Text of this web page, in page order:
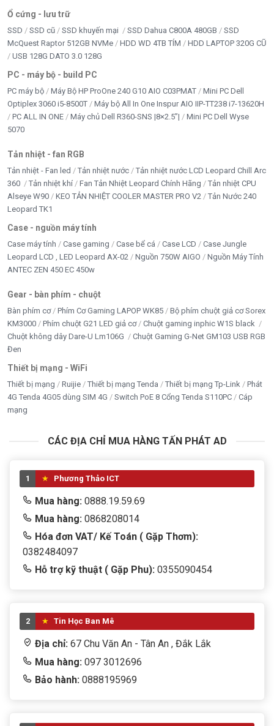
Kết nối
biệt
Đàm thoại hai chiều, phát hiện chuyển
động
Tầm nhìn ban
Hỗ trợ thẻ nhớ microSD
Cài đặt
Treo trần hoặc để bàn, cắm điện liên
tục
Xuất xứ
Ổ cứng - lưu trữ
SSD SSD cũ SSD khuyến mại SSD Dahua C800A 480GB
SSD
McQuest Raptor 512GB NVMe
HDD WD 4TB TÍM
HDD LAPTOP 320G CŨ
USB 128G DATO 3.0 128G
PC - máy bộ - build PC
PC máy bộ Máy Bộ HP ProOne 240 G10 AIO C03PMAT
Mini PC Dell
Optiplex 3060 i5-8500T
Máy bộ All In One Inspur AIO IIP-TT238 i7-13620H
PC ALL IN ONE
Máy chủ Dell R360-SNS |8×2.5”|
Mini PC Dell Wyse
5070
Tản nhiệt - fan RGB
Tản nhiệt - Fan led Tản nhiệt nước
Tản nhiệt nước LCD Leopard Chill Arc
360
Tản nhiệt khí Fan Tản Nhiệt Leopard Chính Hãng
Tản nhiệt CPU
Alseye W90
KEO TẢN NHIỆT COOLER MASTER PRO V2
Tản Nước 240
Leopard TK1
Case - nguồn máy tính
Case máy tính Case gaming Case bể cá Case LCD
Case Jungle
Leopard LCD , LED Leopard AX-02
Nguồn 750W AIGO
Nguồn Máy Tính
ANTEC ZEN 450 EC 450w
Gear - bàn phím - chuột
Bàn phím cơ Phím Cơ Gaming LAPOP WK85
Bộ phím chuột giả cơ Sorex
KM3000
Phím chuột G21 LED giả cơ
Chuột gaming inphic W1S black
Chuột không dây Dare-U Lm106G
Chuột Gaming G-Net GM103 USB RGB
Đen
Thiết bị mạng - WiFi
Thiết bị mạng Ruijie Thiết bị mạng Tenda Thiết bị mạng Tp-Link
Phát
4G Tenda 4G05 dùng SIM 4G
Switch PoE 8 Cổng Tenda S110PC
Cáp
mạng
CÁC ĐỊA CHỈ MUA HÀNG TẤN PHÁT AD
1 Phương Thảo ICT
Mua hàng: 0888.19.59.69
Mua hàng: 0868208014
Hóa đơn VAT/ Kế Toán ( Gặp Thơm):
0382484097
Hỗ trợ kỹ thuật ( Gặp Phu): 0355090454
2 Tin Học Ban Mê
Địa chỉ: 67 Chu Văn An - Tân An , Đắk Lắk
Mua hàng: 097 3012696
Bảo hành: 0888195969